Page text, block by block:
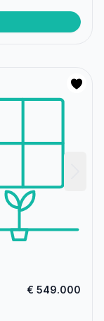
€ 549.000